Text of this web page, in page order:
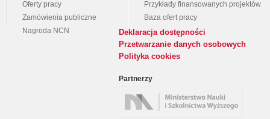
Oferty pracy
Zamówienia publiczne
Nagroda NCN
Przykłady finansowanych projektów
Baza ofert pracy
Deklaracja dostępności
Przetwarzanie danych osobowych
Polityka cookies
Partnerzy